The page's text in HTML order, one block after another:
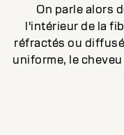
On parle alors
l'intérieur de la
réfractés ou
uniforme, le